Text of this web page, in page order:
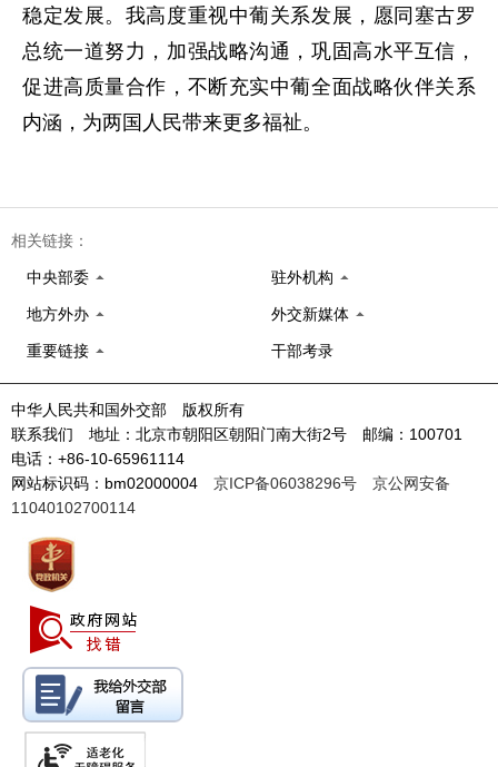
稳定发展。我高度重视中葡关系发展，愿同塞古罗
总统一道努力，加强战略沟通，巩固高水平互信，
促进高质量合作，不断充实中葡全面战略伙伴关系
内涵，为两国人民带来更多福祉。
相关链接：
中央部委 驻外机构
地方外办 外交新媒体
重要链接 干部考录
中华人民共和国外交部 版权所有
联系我们 地址：北京市朝阳区朝阳门南大街2号 邮编：100701
电话：+86-10-65961114
网站标识码：bm02000004 京ICP备06038296号
京公网安备
11040102700114